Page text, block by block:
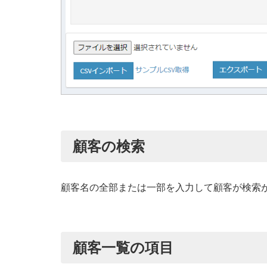
顧客の検索
顧客名の全部または一部を入力して顧客が検索
顧客一覧の項目